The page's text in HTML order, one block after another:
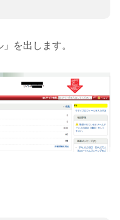
を出します。